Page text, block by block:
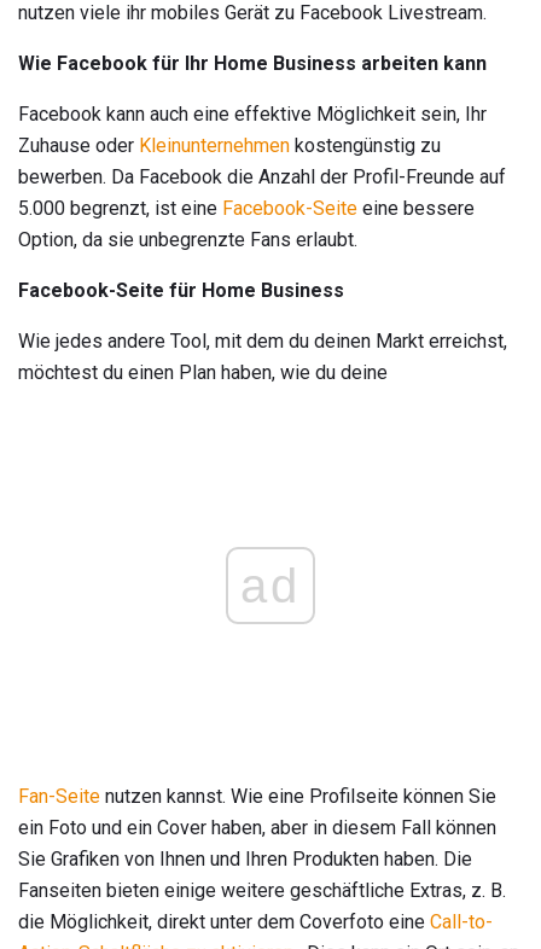
nutzen viele ihr mobiles Gerät zu Facebook Livestream.
Wie Facebook für Ihr Home Business arbeiten kann
Facebook kann auch eine effektive Möglichkeit sein, Ihr
Zuhause oder Kleinunternehmen kostengünstig zu
bewerben. Da Facebook die Anzahl der Profil-Freunde auf
5.000 begrenzt, ist eine Facebook-Seite eine bessere
Option, da sie unbegrenzte Fans erlaubt.
Facebook-Seite für Home Business
Wie jedes andere Tool, mit dem du deinen Markt erreichst,
möchtest du einen Plan haben, wie du deine
ad
Fan-Seite nutzen kannst. Wie eine Profilseite können Sie
ein Foto und ein Cover haben, aber in diesem Fall können
Sie Grafiken von Ihnen und Ihren Produkten haben. Die
Fanseiten bieten einige weitere geschäftliche Extras, z. B.
die Möglichkeit, direkt unter dem Coverfoto eine Call-to-